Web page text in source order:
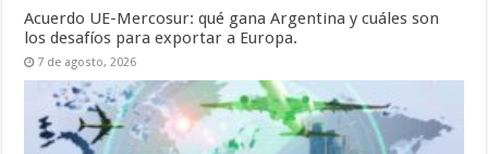
Acuerdo UE-Mercosur: qué gana Argentina y cuáles son
los desafíos para exportar a Europa.
7 de agosto, 2026